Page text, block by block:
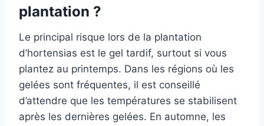
plantation ?
Le principal risque lors de la plantation
d’hortensias est le gel tardif, surtout si vous
plantez au printemps. Dans les régions où les
gelées sont fréquentes, il est conseillé
d’attendre que les températures se stabilisent
après les dernières gelées. En automne, les